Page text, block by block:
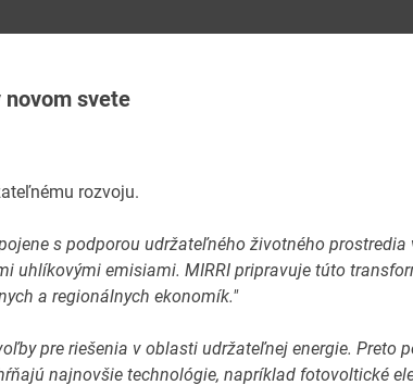
novom svete
rozvoju.
s podporou udržateľného životného prostredia
uhlíkovými emisiami. MIRRI pripravuje túto
a regionálnych ekonomík."
pre riešenia v oblasti udržateľnej energie. Preto
najnovšie technológie, napríklad fotovoltické